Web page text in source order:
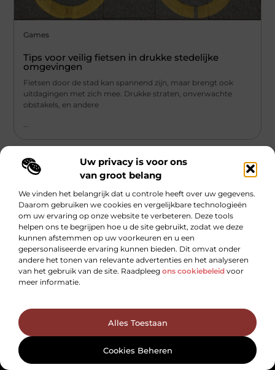
Uw privacy is voor ons
van groot belang
We vinden het belangrijk dat u controle heeft over uw gegevens.
Daarom gebruiken we cookies en vergelijkbare technologieën
om uw ervaring op onze website te verbeteren. Deze tools
helpen ons te begrijpen hoe u de site gebruikt, zodat we deze
kunnen afstemmen op uw voorkeuren en u een
gepersonaliseerde ervaring kunnen bieden. Dit omvat onder
andere het tonen van relevante advertenties en het analyseren
van het gebruik van de site. Raadpleeg ons cookiebeleid voor
meer informatie.
Alles Toestaan
Cookies Beheren
Games
Tips voor veilig fietsen in drukke stedelijke
omgevingen
Fietsen door de stad kan spannend zijn, maar brengt ook
uitdagingen met zich mee. Drukke straten, onverwachte
obstakels, en andere
...
Main Links
Bericht categorie
Dikkegraaf.nl – Voor alles wat het leven
boeiend maakt!
Ontdek inspirerende verhalen, handige tips en de nieuwste trends die je